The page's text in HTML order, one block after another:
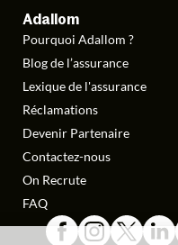
Adallom
Pourquoi Adallom ?
Blog de l’assurance
Lexique de l'assurance
Réclamations
Devenir Partenaire
Contactez-nous
On Recrute
FAQ